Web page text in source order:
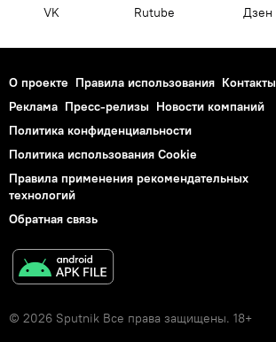
VK Rutube Дзен
О проекте Правила использования Контакты
Реклама Пресс-релизы Новости компаний
Политика конфиденциальности
Политика использования Cookie
Правила применения рекомендательных
технологий
Обратная связь
© 2026 Sputnik Все права защищены. 18+